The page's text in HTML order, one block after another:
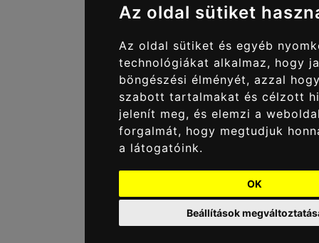
Az oldal sütiket
Az oldal sütiket és egyéb
technológiákat alkalmaz, hogy
böngészési élményét, azzal
szabott tartalmakat és célzott
jelenít meg, és elemzi a
forgalmát, hogy megtudjuk
a látogatóink.
OK
Beállítások